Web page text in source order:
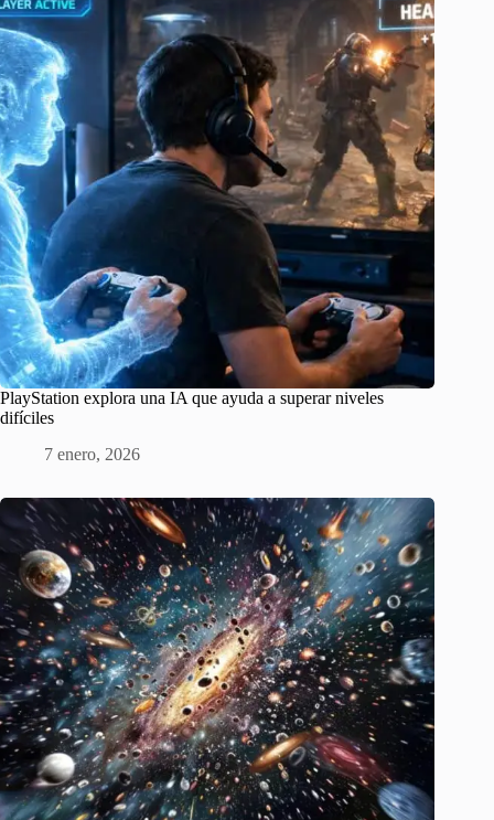
PlayStation explora una IA que ayuda a superar niveles
difíciles
7 enero, 2026